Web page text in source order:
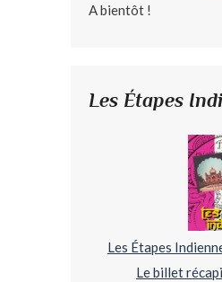
A bientôt !
Les Étapes
Les Étapes
Le billet